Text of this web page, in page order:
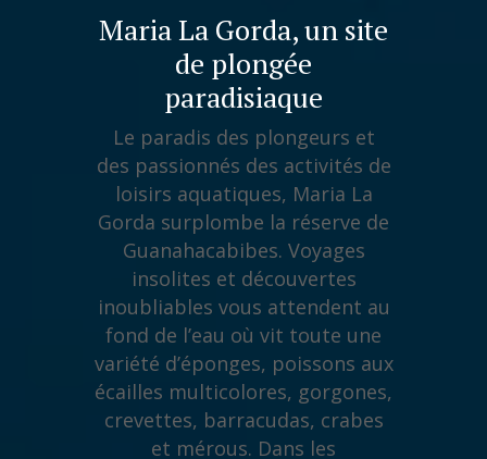
Maria La Gorda, un site
de plongée
paradisiaque
Le paradis des plongeurs et
des passionnés des activités de
loisirs aquatiques, Maria La
Gorda surplombe la réserve de
Guanahacabibes. Voyages
insolites et découvertes
inoubliables vous attendent au
fond de l’eau où vit toute une
variété d’éponges, poissons aux
écailles multicolores, gorgones,
crevettes, barracudas, crabes
et mérous. Dans les